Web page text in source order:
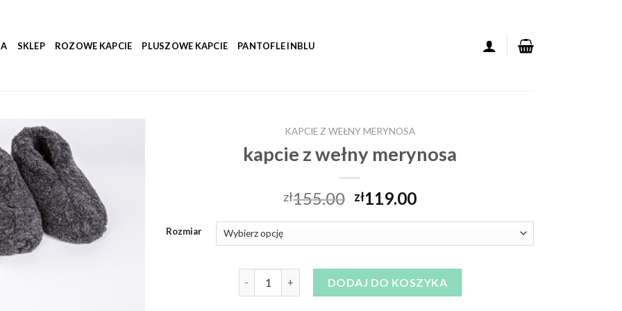
SKLEP ROZOWE KAPCIE PLUSZOWE KAPCIE PANTOFLE INBLU
KAPCIE Z WEŁNY MERYNOSA
kapcie z wełny merynosa
zł155.00 zł119.00
Rozmiar
DODAJ DO KOSZYKA